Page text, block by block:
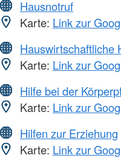
Hausnotruf
Karte: Link zur
Hauswirtschaftliche
Karte: Link zur
Hilfe bei der
Karte: Link zur
Hilfen zur Erziehung
Karte: Link zur